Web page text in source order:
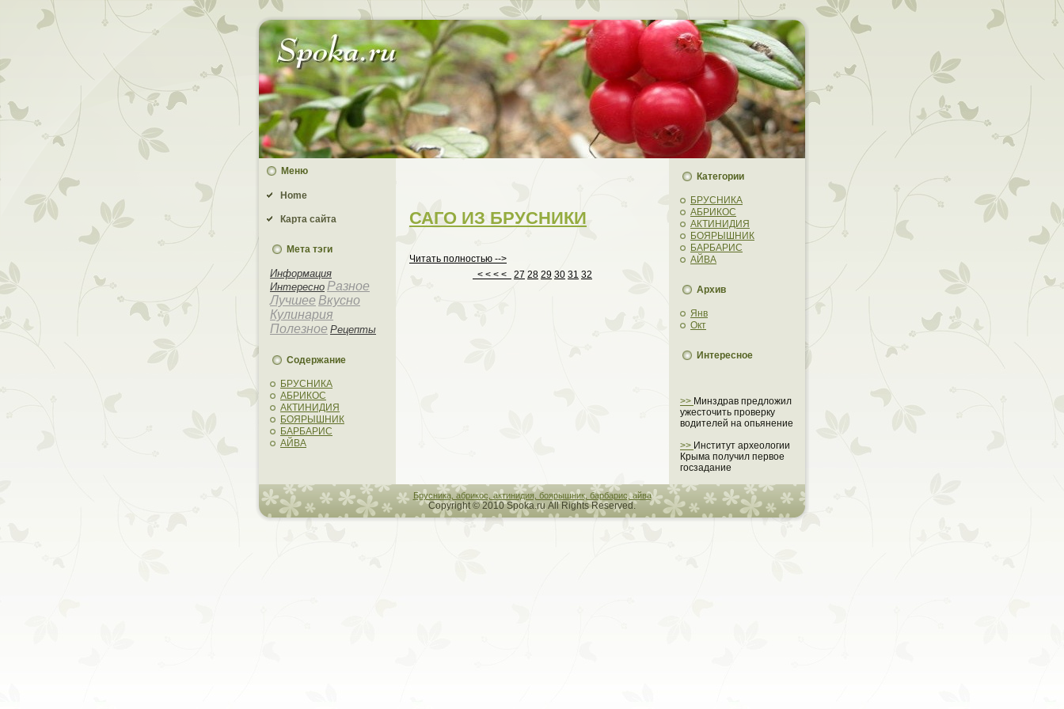
Меню
Home
Карта сайта
Мета тэги
Информация
Интересно Разное
Лучшее Вкусно
Кулинария
Полезное Рецепты
Содержание
БРУСНИКА
АБРИКОС
АКТИНИДИЯ
БОЯРЫШНИК
БАРБАРИС
АЙВА
САГО ИЗ БРУСНИКИ
Читать полностью -->
< < < <
27 28 29 30 31 32
Категории
БРУСНИКА
АБРИКОС
АКТИНИДИЯ
БОЯРЫШНИК
БАРБАРИС
АЙВА
Архив
Янв
Окт
Интересное
>> Минздрав предложил
ужесточить проверку
водителей на опьянение
>> Институт археологии
Крыма получил первое
госзадание
Брусника, абрикос, актинидия, боярышник, барбарис, айва
Copyright © 2010 Spoka.ru All Rights Reserved.